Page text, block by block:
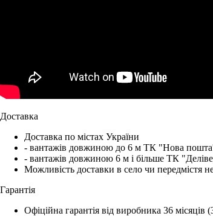
Доставка
Доставка по містах України
- вантажів довжиною до 6 м ТК "Нова
- вантажів довжиною 6 м і більше ТК
Можливість доставки в село чи передмістя
Гарантія
Офіційна гарантія від виробника 36 місяців